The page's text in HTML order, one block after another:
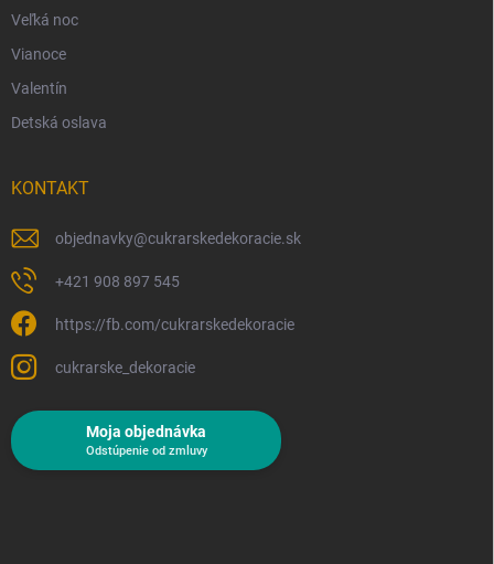
Veľká noc
Vianoce
Valentín
Detská oslava
KONTAKT
objednavky@cukrarskedekoracie.sk
+421 908 897 545
https://fb.com/cukrarskedekoracie
cukrarske_dekoracie
Moja objednávka
Odstúpenie od zmluvy